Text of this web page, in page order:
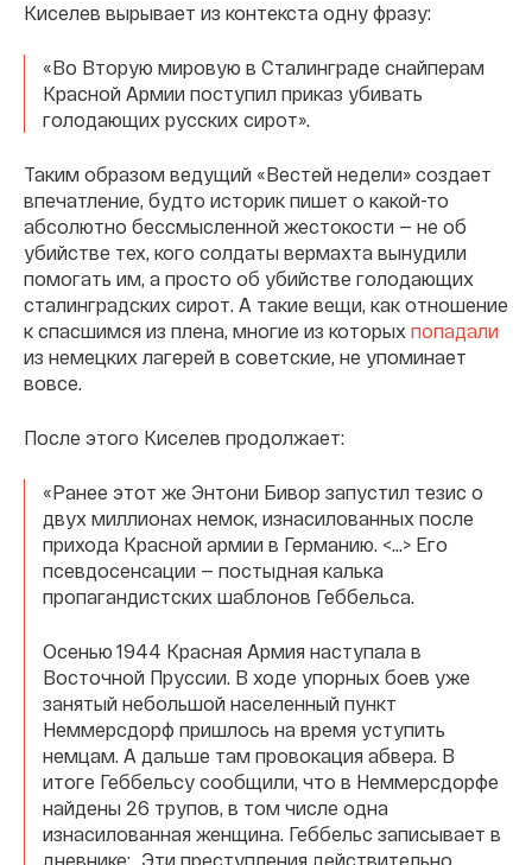
Киселев вырывает из контекста одну фразу:
«Во Вторую мировую в Сталинграде снайперам
Красной Армии поступил приказ убивать
голодающих русских сирот».
Таким образом ведущий «Вестей недели» создает
впечатление, будто историк пишет о какой-то
абсолютно бессмысленной жестокости — не об
убийстве тех, кого солдаты вермахта вынудили
помогать им, а просто об убийстве голодающих
сталинградских сирот. А такие вещи, как отношение
к спасшимся из плена, многие из которых попадали
из немецких лагерей в советские, не упоминает
вовсе.
После этого Киселев продолжает:
«Ранее этот же Энтони Бивор запустил тезис о
двух миллионах немок, изнасилованных после
прихода Красной армии в Германию. <…> Его
псевдосенсации — постыдная калька
пропагандистских шаблонов Геббельса.
Осенью 1944 Красная Армия наступала в
Восточной Пруссии. В ходе упорных боев уже
занятый небольшой населенный пункт
Неммерсдорф пришлось на время уступить
немцам. А дальше там провокация абвера. В
итоге Геббельсу сообщили, что в Неммерсдорфе
найдены 26 трупов, в том числе одна
изнасилованная женщина. Геббельс записывает в
дневнике: „Эти преступления действительно